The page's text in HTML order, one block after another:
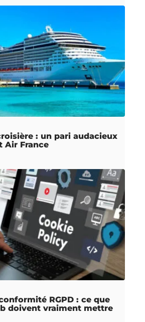
: un pari audacieux
Air France
RGPD : ce que
doivent vraiment mettre